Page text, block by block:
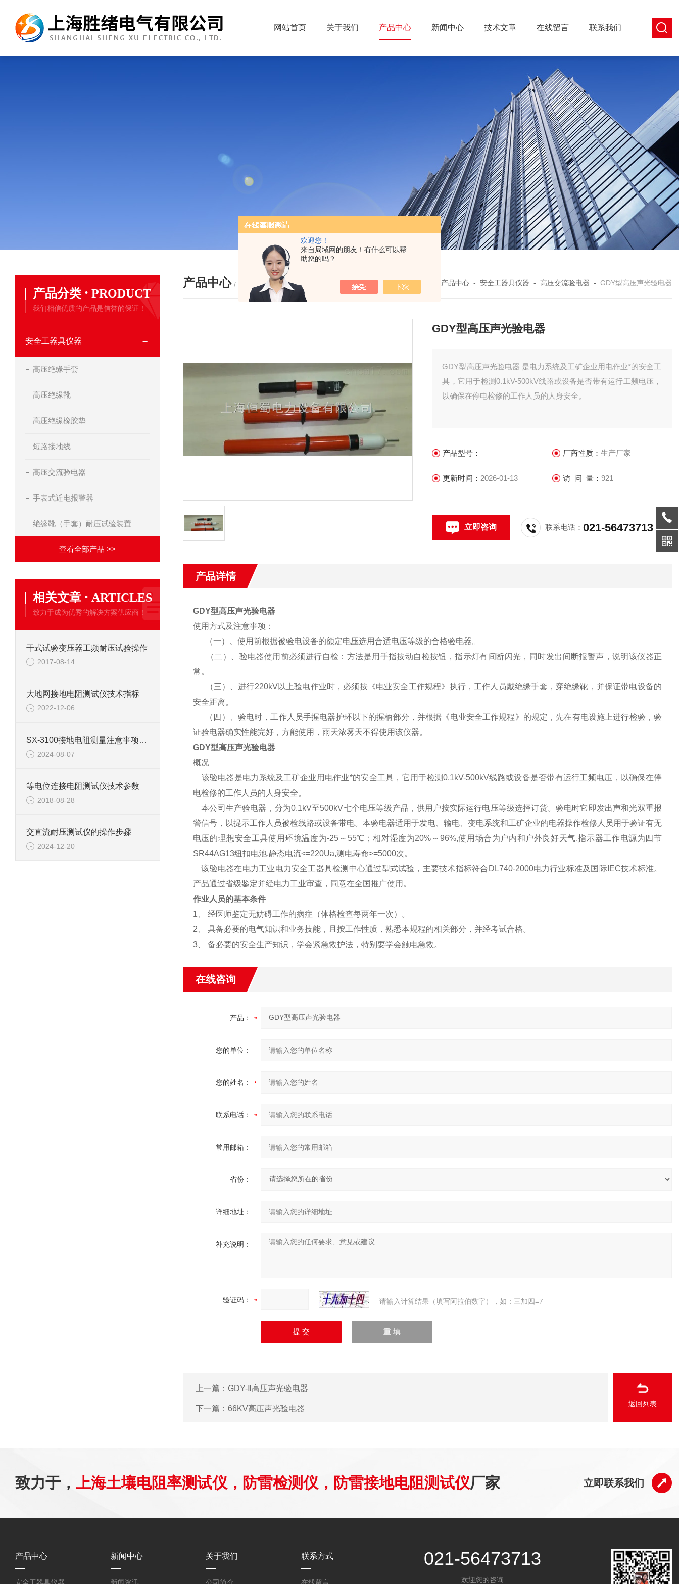
欢迎您！
来自局域网的朋友！有什么可以帮
助您的吗？
网站首页 关于我们 产品中心 新闻中心 技术文章 在线留言 联系我们
产品分类 · PRODUCT
我们相信优质的产品是信誉的保证！
安全工器具仪器
高压绝缘手套
高压绝缘靴
高压绝缘橡胶垫
短路接地线
高压交流验电器
手表式近电报警器
绝缘靴（手套）耐压试验装置
查看全部产品 >>
相关文章 · ARTICLES
致力于成为优秀的解决方案供应商！
干式试验变压器工频耐压试验操作
2017-08-14
大地网接地电阻测试仪技术指标
2022-12-06
SX-3100接地电阻测量注意事项及干扰消除措施
2024-08-07
等电位连接电阻测试仪技术参数
2018-08-28
交直流耐压测试仪的操作步骤
2024-12-20
产品中心 / PRODUCTS 您的位置： 首页 产品中心 - 安全工器具仪器 - 高压交流验电器 - GDY型高压声光验电器
GDY型高压声光验电器
GDY型高压声光验电器 是电力系统及工矿企业用电作业*的安全工
具，它用于检测0.1kV-500kV线路或设备是否带有运行工频电压，
以确保在停电检修的工作人员的人身安全。
产品型号： 厂商性质： 生产厂家
更新时间： 2026-01-13 访 问 量： 921
立即咨询 联系电话：021-56473713
产品详情
GDY型高压声光验电器
使用方式及注意事项：
（一）、使用前根据被验电设备的额定电压选用合适电压等级的合格验电器。
（二）、验电器使用前必须进行自检：方法是用手指按动自检按钮，指示灯有间断闪光，同时发出间断报警声，说明该仪器正
常。
（三）、进行220kV以上验电作业时，必须按《电业安全工作规程》执行，工作人员戴绝缘手套，穿绝缘靴，并保证带电设备的
安全距离。
（四）、验电时，工作人员手握电器护环以下的握柄部分，并根据《电业安全工作规程》的规定，先在有电设施上进行检验，验
证验电器确实性能完好，方能使用，雨天浓雾天不得使用该仪器。
GDY型高压声光验电器
概况
该验电器是电力系统及工矿企业用电作业*的安全工具，它用于检测0.1kV-500kV线路或设备是否带有运行工频电压，以确保在停
电检修的工作人员的人身安全。
本公司生产验电器，分为0.1kV至500kV七个电压等级产品，供用户按实际运行电压等级选择订货。验电时它即发出声和光双重报
警信号，以提示工作人员被检线路或设备带电。本验电器适用于发电、输电、变电系统和工矿企业的电器操作检修人员用于验证有无
电压的理想安全工具使用环境温度为-25～55℃；相对湿度为20%～96%,使用场合为户内和户外良好天气.指示器工作电源为四节
SR44AG13纽扣电池,静态电流<=220Ua,测电寿命>=5000次。
该验电器在电力工业电力安全工器具检测中心通过型式试验，主要技术指标符合DL740-2000电力行业标准及国际IEC技术标准。
产品通过省级鉴定并经电力工业审查，同意在全国推广使用。
作业人员的基本条件
1、 经医师鉴定无妨碍工作的病症（体格检查每两年一次）。
2、 具备必要的电气知识和业务技能，且按工作性质，熟悉本规程的相关部分，并经考试合格。
3、 备必要的安全生产知识，学会紧急救护法，特别要学会触电急救。
在线咨询
产品：
您的单位：
您的姓名：
联系电话：
常用邮箱：
省份：
详细地址：
补充说明：
验证码： 请输入计算结果（填写阿拉伯数字），如：三加四=7
上一篇： GDY-Ⅱ高压声光验电器
下一篇： 66KV高压声光验电器
返回列表
致力于， 上海土壤电阻率测试仪，防雷检测仪，防雷接地电阻测试仪厂家 立即联系我们
产品中心 新闻中心 关于我们 联系方式 021-56473713
欢迎您的咨询